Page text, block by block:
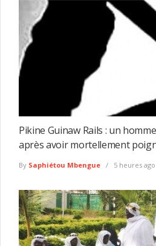
Pikine Guinaw Rails : un
après avoir mortellement
By Saphiétou Mbengue 5 heures ago